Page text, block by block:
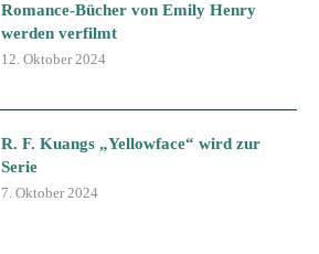
Romance-Bücher von Emily Henry
werden verfilmt
12. Oktober 2024
R. F. Kuangs „Yellowface“ wird zur
Serie
7. Oktober 2024